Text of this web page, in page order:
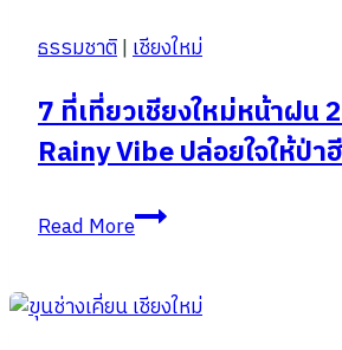
ดอย
อูคอ
แม่ฮ่องสอน
ธรรมชาติ|เชียงใหม่
7 ที่เที่ยวเชียงใหม่หน้าฝน
Rainy Vibe ปล่อยใจให้ป่า
Read More7
ที่
เชียงใหม่